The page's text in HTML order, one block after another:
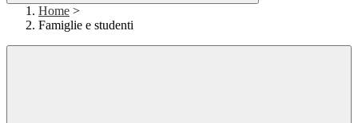
Home >
Famiglie e studenti